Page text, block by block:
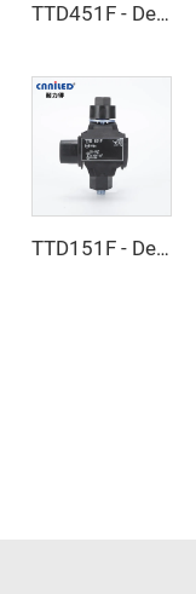
TTD451F - Delme Kelepçesi
TTD151F - Delme Kelepçesi